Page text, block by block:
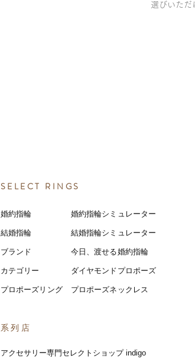
選びいただ
SELECT RINGS
婚約指輪
結婚指輪
ブランド
カテゴリー
プロポーズリング
婚約指輪シミュレーター
結婚指輪シミ ュ レーター
今日、渡せる婚約指輪
ダイヤモンドプロポーズ
プロポーズネックレス
​系列店
アクセサリー専門セレクトショップ indigo